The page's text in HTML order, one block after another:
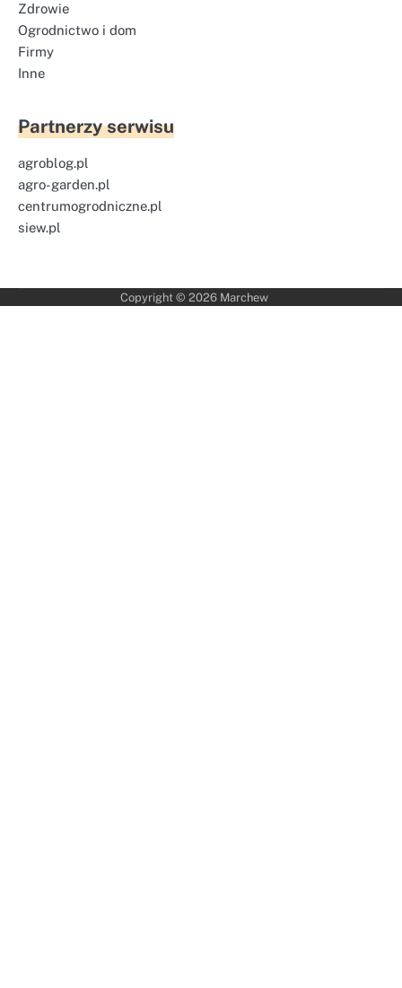
Zdrowie
Ogrodnictwo i dom
Firmy
Inne
Partnerzy serwisu
agroblog.pl
agro-garden.pl
centrumogrodniczne.pl
siew.pl
Copyright © 2026 Marchew